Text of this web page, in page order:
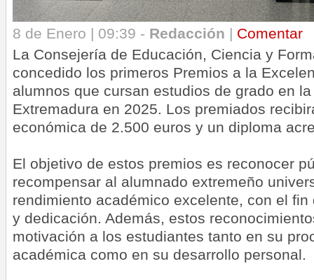
8 de Enero | 09:39 - Redacción | Comentar
La Consejería de Educación, Ciencia y
concedido los primeros Premios a la
alumnos que cursan estudios de grado en
Extremadura en 2025. Los premiados
económica de 2.500 euros y un diploma
El objetivo de estos premios es reconocer
recompensar al alumnado extremeño
rendimiento académico excelente, con el
y dedicación. Además, estos
motivación a los estudiantes tanto en su
académica como en su desarrollo personal.